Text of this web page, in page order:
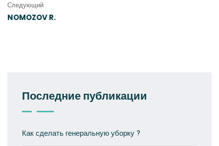
Следующий
NOMOZOV R.
Последние публикации
Как сделать генеральную уборку ?